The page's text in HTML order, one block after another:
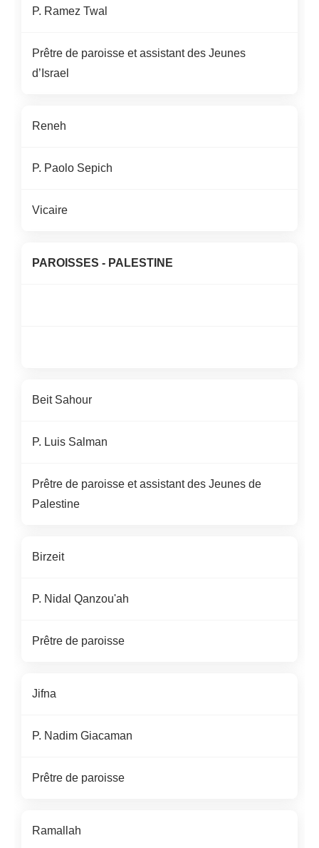
P. Ramez Twal
Prêtre de paroisse et assistant des Jeunes
d’Israel
Reneh
P. Paolo Sepich
Vicaire
PAROISSES-PALESTINE
BeitSahour
P. Luis Salman
Prêtre de paroisse et assistant des Jeunes de
Palestine
Birzeit
P. NidalQanzou'ah
Prêtre de paroisse
Jifna
P. Nadim Giacaman
Prêtre de paroisse
Ramallah